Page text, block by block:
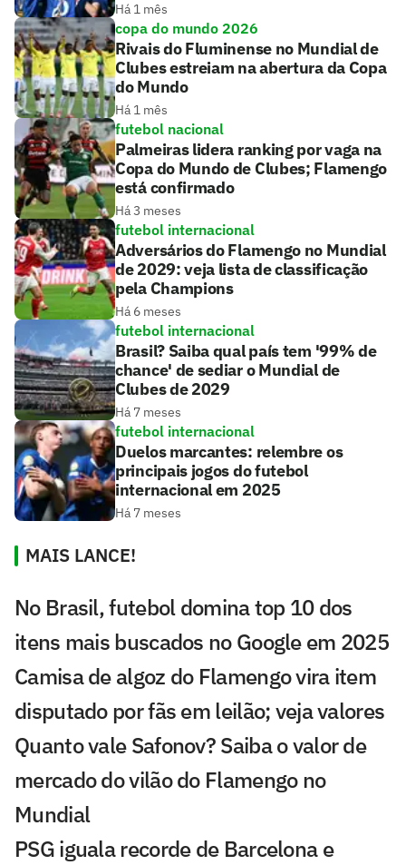
Há 1 mês
copa do mundo 2026
Rivais do Fluminense no Mundial de
Clubes estreiam na abertura da Copa
do Mundo
Há 1 mês
futebol nacional
Palmeiras lidera ranking por vaga na
Copa do Mundo de Clubes; Flamengo
está confirmado
Há 3 meses
futebol internacional
Adversários do Flamengo no Mundial
de 2029: veja lista de classificação
pela Champions
Há 6 meses
futebol internacional
Brasil? Saiba qual país tem '99% de
chance' de sediar o Mundial de
Clubes de 2029
Há 7 meses
futebol internacional
Duelos marcantes: relembre os
principais jogos do futebol
internacional em 2025
Há 7 meses
MAIS LANCE!
No Brasil, futebol domina top 10 dos
itens mais buscados no Google em 2025
Camisa de algoz do Flamengo vira item
disputado por fãs em leilão; veja valores
Quanto vale Safonov? Saiba o valor de
mercado do vilão do Flamengo no
Mundial
PSG iguala recorde de Barcelona e